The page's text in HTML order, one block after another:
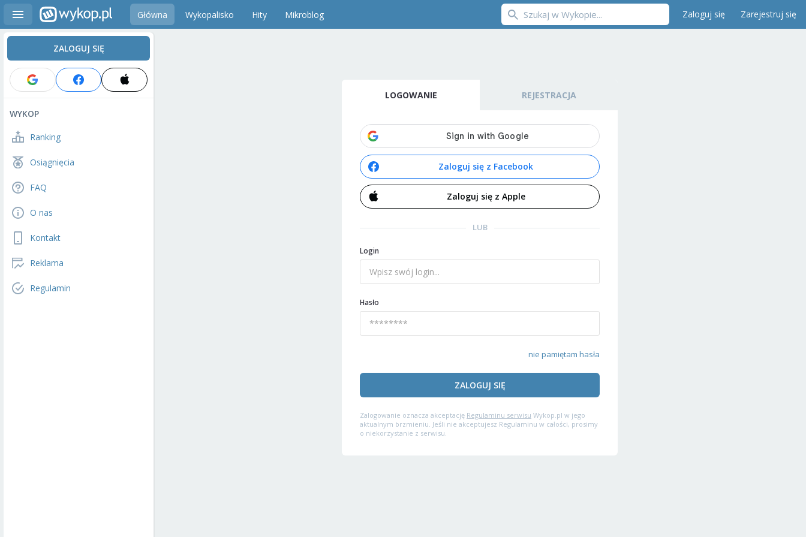
Główna Wykopalisko Hity Mikroblog Zaloguj się Zarejestruj się
ZALOGUJ SIĘ
WYKOP
Ranking
Osiągnięcia
FAQ
O nas
Kontakt
Reklama
Regulamin
LOGOWANIE REJESTRACJA
Zaloguj się z Facebook
Zaloguj się z Apple
LUB
Login
Hasło
nie pamiętam hasła
ZALOGUJ SIĘ
Zalogowanie oznacza akceptację Regulaminu serwisu Wykop.pl w jego
aktualnym brzmieniu. Jeśli nie akceptujesz Regulaminu w całości, prosimy
o niekorzystanie z serwisu.